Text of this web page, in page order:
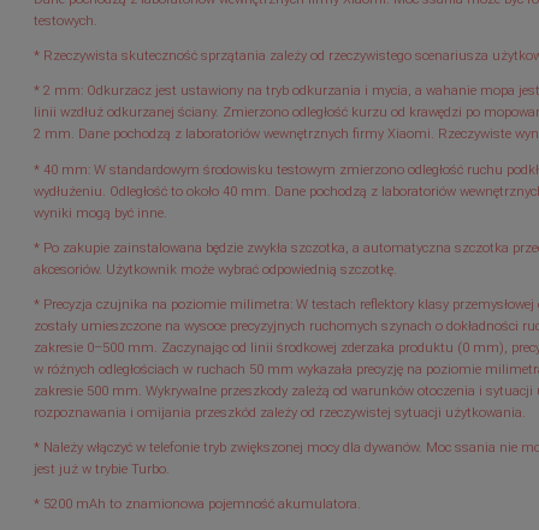
testowych.
* Rzeczywista skuteczność sprzątania zależy od rzeczywistego scenariusza
* 2 mm: Odkurzacz jest ustawiony na tryb odkurzania i mycia, a wahanie mopa
linii wzdłuż odkurzanej ściany. Zmierzono odległość kurzu od krawędzi po
2 mm. Dane pochodzą z laboratoriów wewnętrznych firmy Xiaomi. Rzeczywiste
* 40 mm: W standardowym środowisku testowym zmierzono odległość ruchu
wydłużeniu. Odległość to około 40 mm. Dane pochodzą z laboratoriów
wyniki mogą być inne.
* Po zakupie zainstalowana będzie zwykła szczotka, a automatyczna szczotka
akcesoriów. Użytkownik może wybrać odpowiednią szczotkę.
* Precyzja czujnika na poziomie milimetra: W testach reflektory klasy
zostały umieszczone na wysoce precyzyjnych ruchomych szynach o dokładności
zakresie 0–500 mm. Zaczynając od linii środkowej zderzaka produktu (0 mm),
w różnych odległościach w ruchach 50 mm wykazała precyzję na poziomie
zakresie 500 mm. Wykrywalne przeszkody zależą od warunków otoczenia i
rozpoznawania i omijania przeszkód zależy od rzeczywistej sytuacji użytkowania.
* Należy włączyć w telefonie tryb zwiększonej mocy dla dywanów. Moc ssania nie
jest już w trybie Turbo.
* 5200 mAh to znamionowa pojemność akumulatora.